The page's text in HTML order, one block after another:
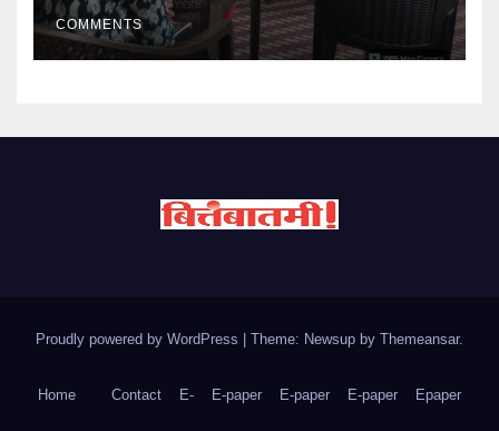
COMMENTS
Proudly powered by WordPress | Theme: Newsup by Themeansar.
Home Contact E- E-paper E-paper E-paper Epaper